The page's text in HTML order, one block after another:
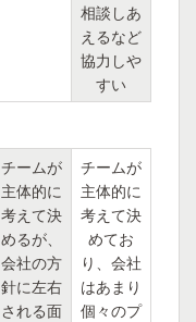
相談しあ
えるなど
協力しや
すい
チームが
主体的に
考えて決
めるが、
会社の方
針に左右
される面
チームが
主体的に
考えて決
めてお
り、会社
はあまり
個々のプ